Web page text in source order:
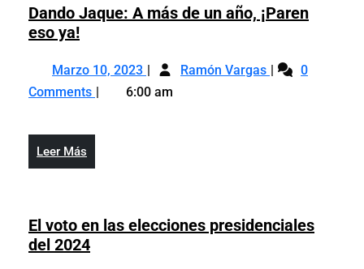
pueblo
Dando Jaque: A más de un año, ¡Paren
eso ya!Dando
A
más
año,
¡Paren
Marzo 10, 2023 Marzo
10,
Ramón Vargas Dando
eso
0
Comments
6:00 am
Leer Más
Más
El voto en las elecciones presidenciales
del 2024El